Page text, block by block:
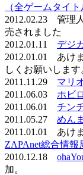
（全ゲームタイト
2012.02.23 管理
売されました
2012.01.11 デジ
2012.01.01 あけ
しくお願いします
2011.11.29 マリ
2011.06.03 ホビ
2011.06.01 チン
2011.05.27 めん
2011.01.01 あけ
ZAPAnet総合情報
2010.12.18
加。